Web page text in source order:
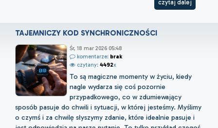
czytaj dalej
TAJEMNICZY KOD SYNCHRONICZNOŚCI
Śr, 18 mar 2026 05:48
komentarze: brak
czytany: 4492x
To są magiczne momenty w życiu, kiedy
nagle wydarza się coś pozornie
przypadkowego, co w zdumiewający
sposób pasuje do chwili i sytuacji, w której jesteśmy. Myślimy
o czymś i za chwilę słyszymy zdanie, które idealnie pasuje i